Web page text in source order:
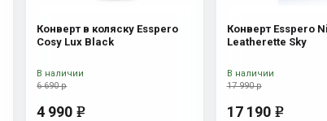
Конверт в коляску Esspero
Cosy Lux Black
6 690 р
4 990 e
В наличии
Конверт Esspero
Leatherette Sky
17 990 р
17 190 e
В наличии